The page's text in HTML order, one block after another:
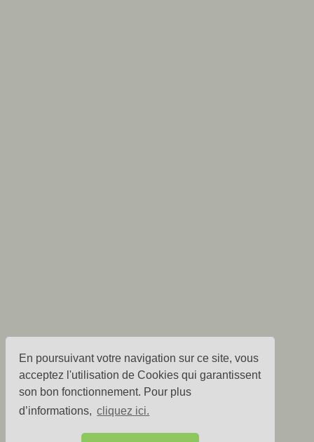
En poursuivant votre navigation sur ce site, vous
acceptez l'utilisation de Cookies qui garantissent
son bon fonctionnement. Pour plus
d’informations, cliquez ici.